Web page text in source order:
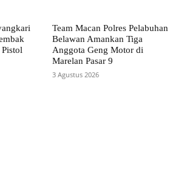
Team Macan Polres Pelabuhan
Belawan Amankan Tiga
Anggota Geng Motor di
Marelan Pasar 9
3 Agustus 2026